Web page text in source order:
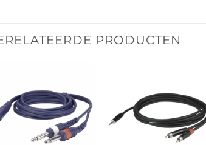
PRODUCTEN
Toevoegen
aan
verlanglijst
Toevoegen
aan
verlanglijst